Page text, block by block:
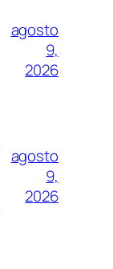
agosto
9,
2026
agosto
9,
2026